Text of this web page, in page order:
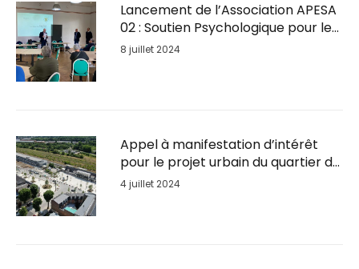
Lancement de l’Association APESA
02 : Soutien Psychologique pour les
Entrepreneurs en Détresse
8 juillet 2024
Appel à manifestation d’intérêt
pour le projet urbain du quartier de
la Gare de Soissons
4 juillet 2024